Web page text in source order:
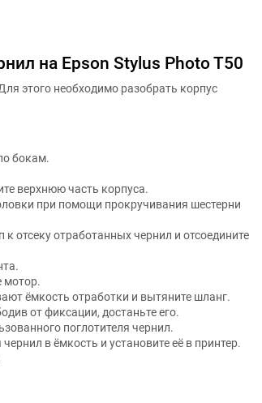
на Epson Stylus Photo T50
этого необходимо разобрать корпус
бокам.
верхнюю часть корпуса.
при помощи прокручивания шестерни
отсеку отработанных чернил и отсоедините
мотор.
ёмкость отработки и вытяните шланг.
от фиксации, достаньте его.
поглотителя чернил.
в ёмкость и установите её в принтер.